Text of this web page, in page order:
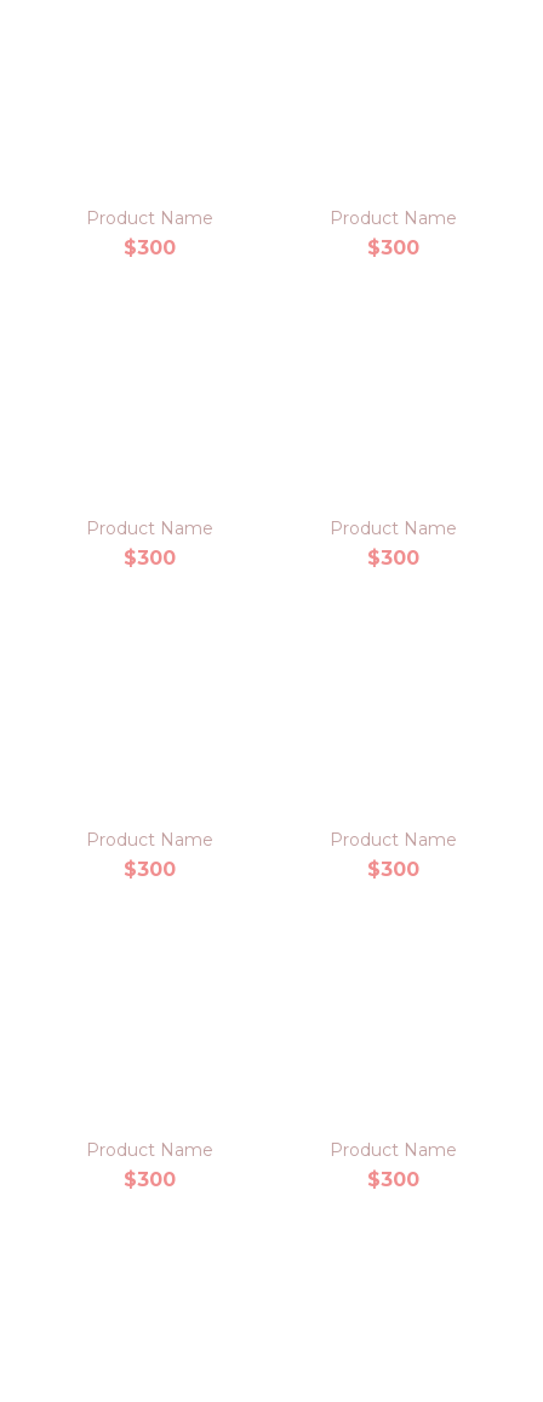
Product Name
$300
Product Name
$300
Product Name
$300
Product Name
$300
Product Name
$300
Product Name
$300
Product Name
$300
Product Name
$300